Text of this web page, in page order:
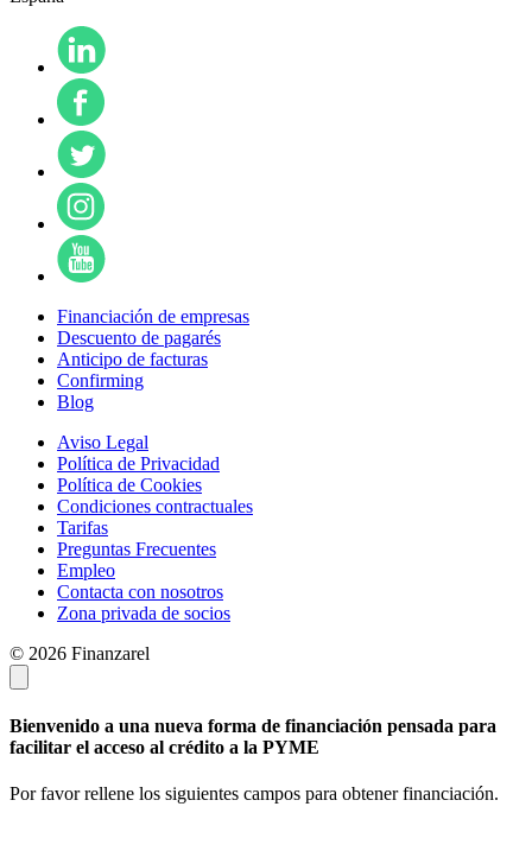
Financiación de empresas
Descuento de pagarés
Anticipo de facturas
Confirming
Blog
Aviso Legal
Política de Privacidad
Política de Cookies
Condiciones contractuales
Tarifas
Preguntas Frecuentes
Empleo
Contacta con nosotros
Zona privada de socios
© 2026 Finanzarel
Bienvenido a una nueva forma de financiación pensada para
facilitar el acceso al crédito a la PYME
Por favor rellene los siguientes campos para obtener financiación.